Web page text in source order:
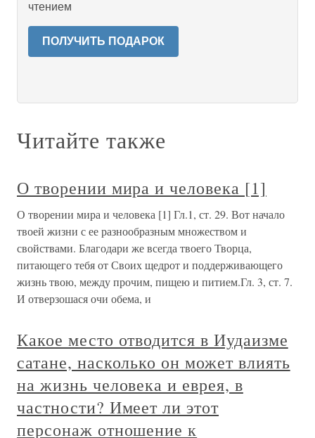
чтением
ПОЛУЧИТЬ ПОДАРОК
Читайте также
О творении мира и человека [1]
О творении мира и человека [1] Гл.1, ст. 29. Вот начало
твоей жизни с ее разнообразным множеством и
свойствами. Благодари же всегда твоего Творца,
питающего тебя от Своих щедрот и поддерживающего
жизнь твою, между прочим, пищею и питием.Гл. 3, ст. 7.
И отверзошася очи обема, и
Какое место отводится в Иудаизме
сатане, насколько он может влиять
на жизнь человека и еврея, в
частности? Имеет ли этот
персонаж отношение к